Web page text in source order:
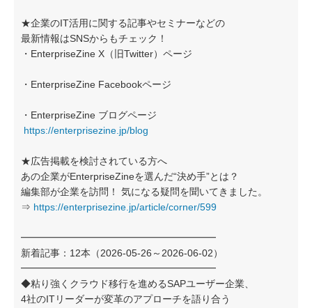
★企業のIT活用に関する記事やセミナーなどの
最新情報はSNSからもチェック！
・EnterpriseZine X（旧Twitter）ページ
・EnterpriseZine Facebookページ
・EnterpriseZine ブログページ
https://enterprisezine.jp/blog
★広告掲載を検討されている方へ
あの企業がEnterpriseZineを選んだ“決め手”とは？
編集部が企業を訪問！ 気になる疑問を聞いてきました。
⇒ https://enterprisezine.jp/article/corner/599
━━━━━━━━━━━━━━━━━━━━
新着記事：12本（2026-05-26～2026-06-02）
━━━━━━━━━━━━━━━━━━━━
◆粘り強くクラウド移行を進めるSAPユーザー企業、
4社のITリーダーが変革のアプローチを語り合う